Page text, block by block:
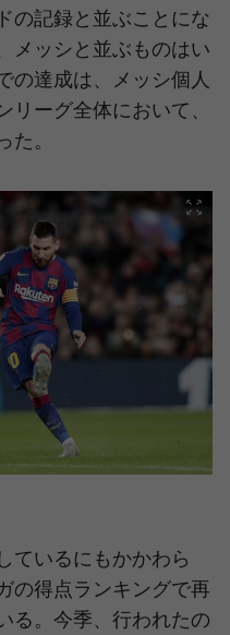
の記録と並ぶことにな
メッシと並ぶものはい
の達成は、メッシ個人
ーグ全体において、
。
ているにもかかわら
の得点ランキングで再
る。今季、行われたの